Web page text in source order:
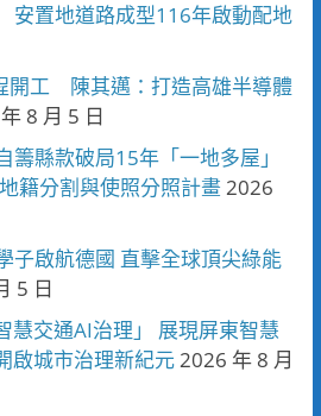
置地道路成型116年啟動配地
開工 陳其邁：打造高雄半導體
8 月 5 日
縣款破局15年「一地多屋」
籍分割與使照分照計畫2026
子啟航德國 直擊全球頂尖綠能
5 日
慧交通AI治理」 展現屏東智慧
啟城市治理新紀元2026 年 8 月